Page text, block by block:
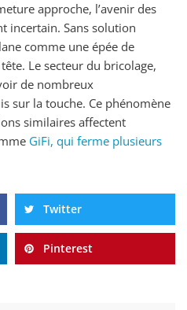
approche, l’avenir des
incertain. Sans solution
comme une épée de
Le secteur du bricolage,
de nombreux
sur la touche. Ce phénomène
similaires affectent
GiFi, qui ferme plusieurs
Twitter
Pinterest